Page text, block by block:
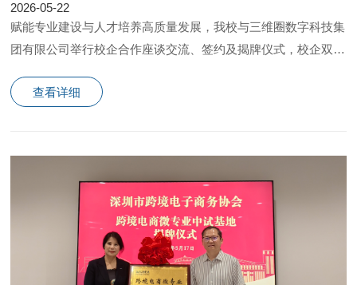
2026-05-22
赋能专业建设与人才培养高质量发展，我校与三维圈数字科技集
团有限公司举行校企合作座谈交流、签约及揭牌仪式，校企双方
查看详细